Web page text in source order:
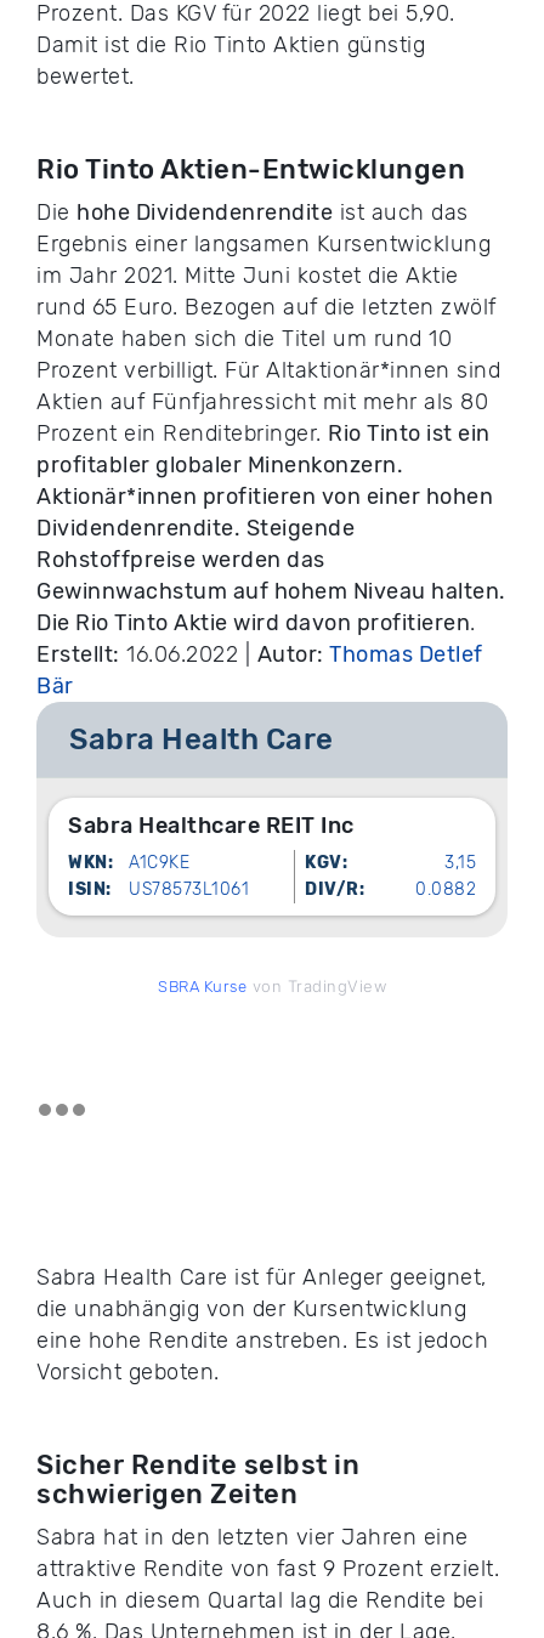
Prozent. Das KGV für 2022 liegt bei 5,90.
Damit ist die Rio Tinto Aktien günstig
bewertet.
Rio Tinto Aktien-Entwicklungen
Die hohe Dividendenrendite ist auch das
Ergebnis einer langsamen Kursentwicklung
im Jahr 2021. Mitte Juni kostet die Aktie
rund 65 Euro. Bezogen auf die letzten zwölf
Monate haben sich die Titel um rund 10
Prozent verbilligt. Für Altaktionär*innen sind
Aktien auf Fünfjahressicht mit mehr als 80
Prozent ein Renditebringer. Rio Tinto ist ein
profitabler globaler Minenkonzern.
Aktionär*innen profitieren von einer hohen
Dividendenrendite. Steigende
Rohstoffpreise werden das
Gewinnwachstum auf hohem Niveau halten.
Die Rio Tinto Aktie wird davon profitieren.
Erstellt: 16.06.2022 | Autor: Thomas Detlef
Bär
Sabra Health Care
Sabra Healthcare REIT Inc
WKN: A1C9KE KGV:
3,15
ISIN:
US78573L1061 DIV/R: 0.0882
SBRA Kurse von TradingView
Sabra Health Care ist für Anleger geeignet,
die unabhängig von der Kursentwicklung
eine hohe Rendite anstreben. Es ist jedoch
Vorsicht geboten.
Sicher Rendite selbst in
schwierigen Zeiten
Sabra hat in den letzten vier Jahren eine
attraktive Rendite von fast 9 Prozent erzielt.
Auch in diesem Quartal lag die Rendite bei
8,6 %. Das Unternehmen ist in der Lage,